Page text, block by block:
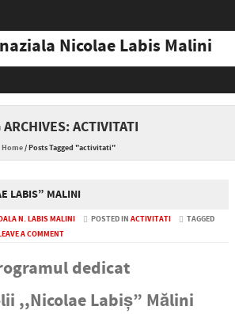
Nicolae Labis Malini
ARCHIVES:ACTIVITATI
Home/Posts Tagged "activitati"
LABIS” MALINI
N. LABIS MALINI POSTED IN ACTIVITATI
TAGGED
A COMMENT
dedicat
,,Nicolae Labiș” Mălini